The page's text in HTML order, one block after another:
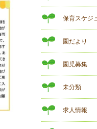
保育スケジ
園だより
園児募集
未分類
求人情報